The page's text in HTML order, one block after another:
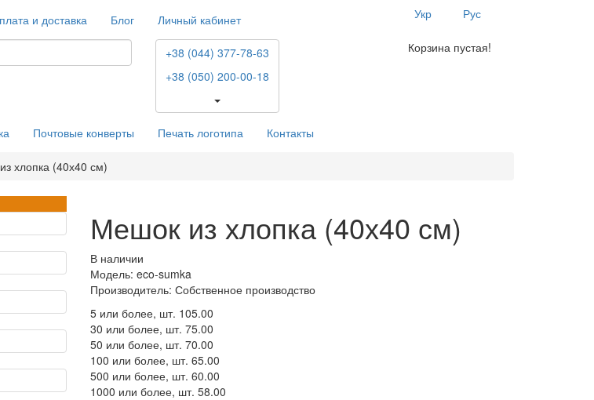
и доставка Блог Личный кабинет Укр Рус
+38 (044) 377-78-63
+38 (050) 200-00-18
Корзина пустая!
Почтовые конверты Печать логотипа Контакты
хлопка (40х40 см)
Мешок из хлопка (40х40 см)
В наличии
Модель: eco-sumka
Производитель: Собственное производство
5 или более, шт. 105.00
30 или более, шт. 75.00
50 или более, шт. 70.00
100 или более, шт. 65.00
500 или более, шт. 60.00
1000 или более, шт. 58.00